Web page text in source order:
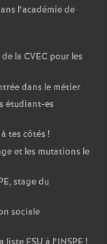
l’académie de
la CVEC pour les
dans le métier
étudiant-es
tes côtés !
et les mutations le
, stage du
sociale